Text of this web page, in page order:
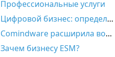
Профессиональные услуги
Цифровой бизнес: определение и специфика ИТ-стратегии
Comindware расширила возможности управления бизнес-процессами в Microsoft Outlook
Зачем бизнесу ESM?